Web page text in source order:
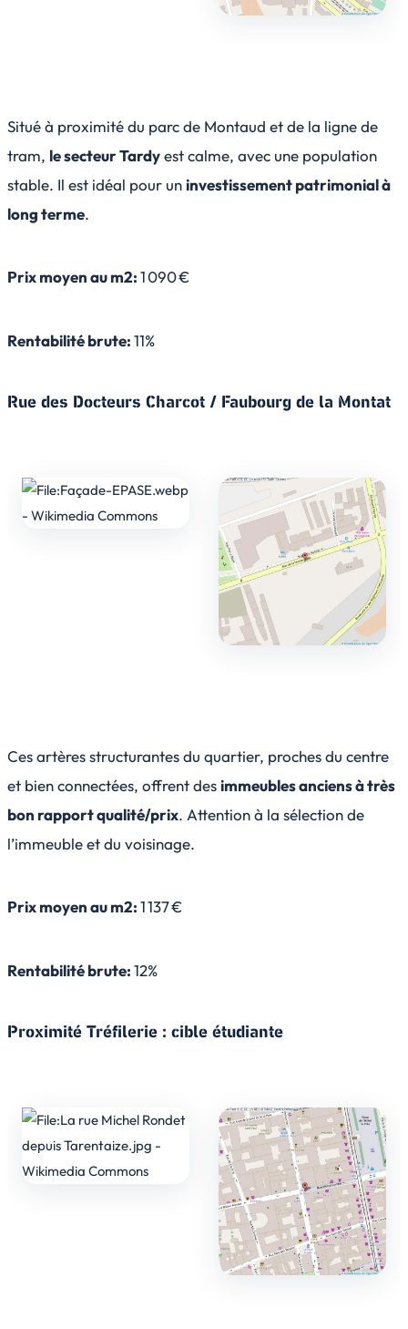
Situé à proximité du parc de Montaud et de la ligne de
tram, le secteur Tardyest calme, avec une population
stable. Il est idéal pour uninvestissement patrimonial à
long terme.
Prix moyen au m2:1 090 €
Rentabilité brute:11%
Rue des Docteurs Charcot / Faubourg de la Montat
Ces artères structurantes du quartier, proches du centre
et bien connectées, offrent desimmeubles anciens à très
bon rapport qualité/prix. Attention à la sélection de
l’immeuble et du voisinage.
Prix moyen au m2:1 137 €
Rentabilité brute:12%
Proximité Tréfilerie : cible étudiante